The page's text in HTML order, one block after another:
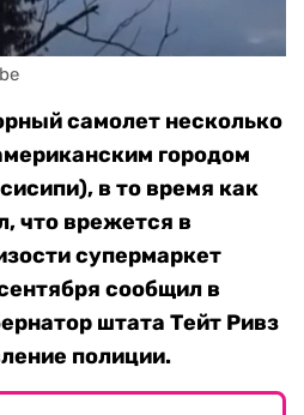
самолет несколько
городом
в то время как
что врежется в
супермаркет
сообщил в
штата Тейт Ривз
полиции.